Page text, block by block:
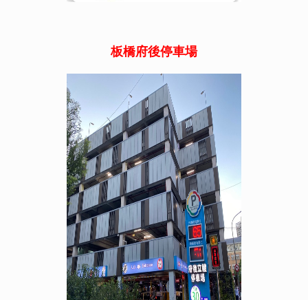
板橋府後停車場